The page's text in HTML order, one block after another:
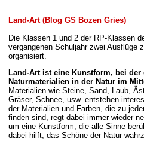
Land-Art (Blog GS Bozen Gries)
Die Klassen 1 und 2 der RP-Klassen
vergangenen Schuljahr zwei Ausflüge
organisiert.
Land-Art ist eine Kunstform, bei der
Naturmaterialien in der Natur im
Materialien wie Steine, Sand, Laub,
Gräser, Schnee, usw. entstehen
der Materialien und Farben, die zu
finden sind, regt dabei immer wieder
um eine Kunstform, die alle Sinne
dabei hilft, das Schöne der Natur